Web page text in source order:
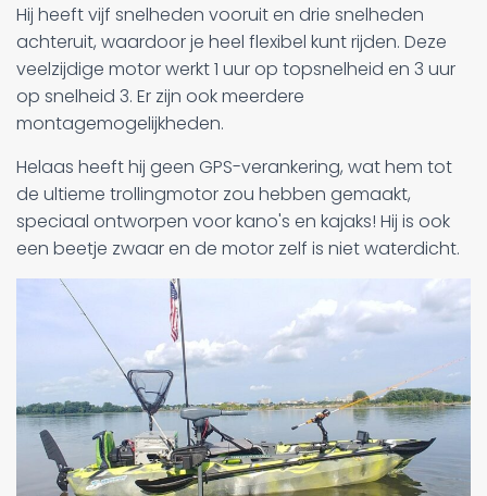
Hij heeft vijf snelheden vooruit en drie snelheden
achteruit, waardoor je heel flexibel kunt rijden. Deze
veelzijdige motor werkt 1 uur op topsnelheid en 3 uur
op snelheid 3. Er zijn ook meerdere
montagemogelijkheden.
Helaas heeft hij geen GPS-verankering, wat hem tot
de ultieme trollingmotor zou hebben gemaakt,
speciaal ontworpen voor kano's en kajaks! Hij is ook
een beetje zwaar en de motor zelf is niet waterdicht.